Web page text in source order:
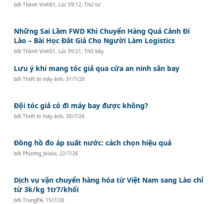
bởiThành Vinh01 , Lúc 09:12, Thứ tư
Những Sai Lầm FWD Khi Chuyển Hàng Quá Cảnh Đi
Lào – Bài Học Đắt Giá Cho Người Làm Logistics
bởiThành Vinh01 , Lúc 09:21, Thứ bảy
Lưu ý khi mang tóc giả qua cửa an ninh sân bay
bởiThiết bị máy ảnh,31/7/26
Đội tóc giả có đi máy bay được không?
bởiThiết bị máy ảnh,30/7/26
Đồng hồ đo áp suất nước: cách chọn hiệu quả
bởi Phương_bilalo, 22/7/26
Dịch vụ vận chuyển hàng hóa từ Việt Nam sang Lào chỉ
từ 3k/kg 1tr7/khối
bởiTrungPA, 15/7/26